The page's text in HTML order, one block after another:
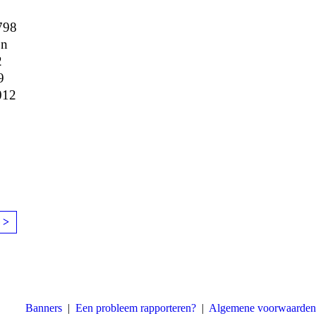
>
Banners | Een probleem rapporteren? | Algemene voorwaarden